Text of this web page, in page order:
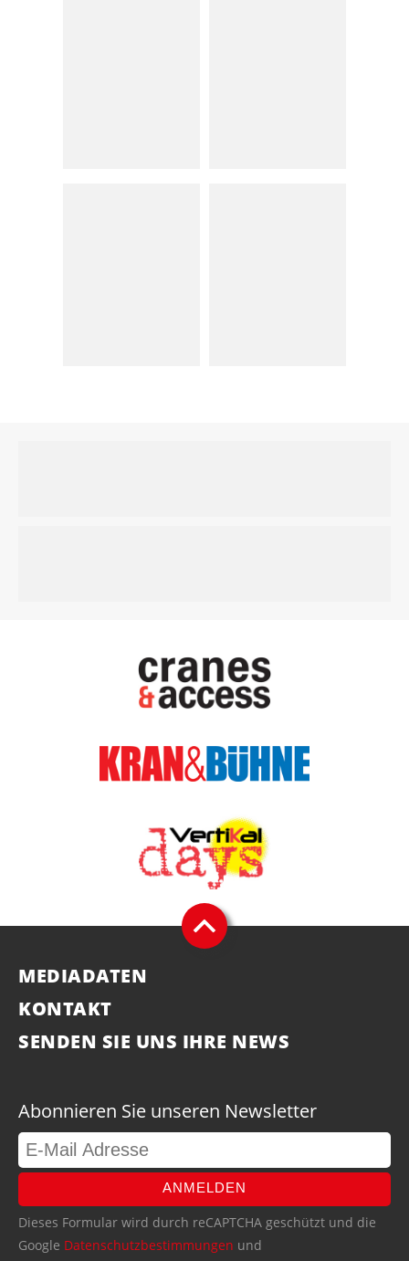
MEDIADATEN
KONTAKT
SENDEN SIE UNS IHRE NEWS
Abonnieren Sie unseren Newsletter
ANMELDEN
Dieses Formular wird durch reCAPTCHA geschützt und die
Google Datenschutzbestimmungen und